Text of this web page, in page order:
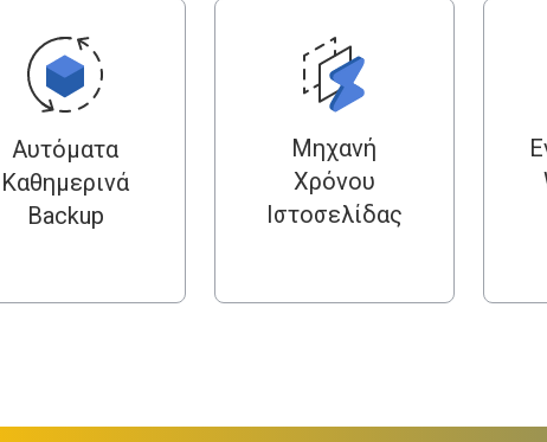
Αυτόματα
Καθημερινά
Backup
Μηχανή
Χρόνου
Ιστοσελίδας